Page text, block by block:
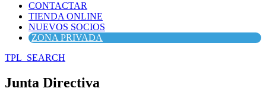
CONTACTAR
TIENDA ONLINE
NUEVOS SOCIOS
ZONA PRIVADA
TPL_SEARCH
Junta Directiva